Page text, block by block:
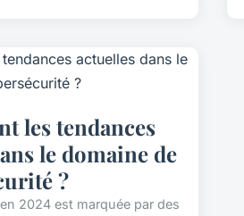
les tendances
le domaine de
?
2024 est marquée par des